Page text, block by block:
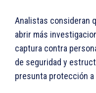
Analistas consideran
abrir más
captura contra
de seguridad y
presunta protección